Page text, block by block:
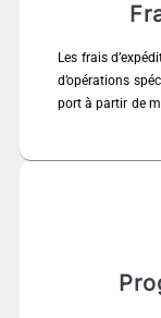
Les frais
d’opérations
port à partir de